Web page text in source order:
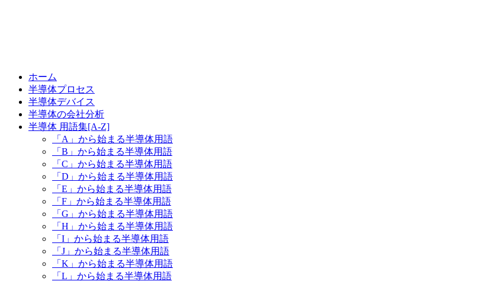
ホーム
半導体プロセス
半導体デバイス
半導体の会社分析
半導体 用語集[A-Z]
「A」から始まる半導体用語
「B」から始まる半導体用語
「C」から始まる半導体用語
「D」から始まる半導体用語
「E」から始まる半導体用語
「F」から始まる半導体用語
「G」から始まる半導体用語
「H」から始まる半導体用語
「I」から始まる半導体用語
「J」から始まる半導体用語
「K」から始まる半導体用語
「L」から始まる半導体用語